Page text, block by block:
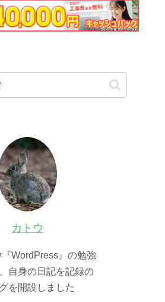
カトウ
『WordPress』の勉強
自身の日記を記録の
を開設しました